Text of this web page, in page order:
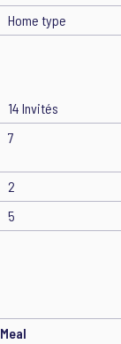
Home type
14 Invités
7
2
5